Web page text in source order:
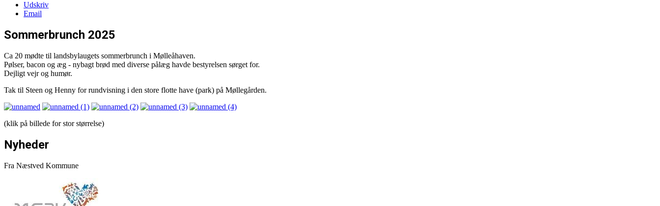
Udskriv
Email
Sommerbrunch 2025
Ca 20 mødte til landsbylaugets sommerbrunch i Mølleåhaven.
Pølser, bacon og æg - nybagt brød med diverse pålæg havde bestyrelsen sørget for.
Dejligt vejr og humør.
Tak til Steen og Henny for rundvisning i den store flotte have (park) på Møllegården.
(klik på billede for stor størrelse)
Nyheder
Fra Næstved Kommune